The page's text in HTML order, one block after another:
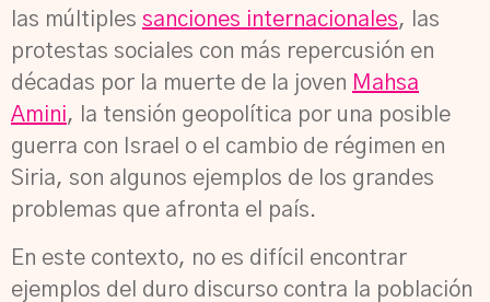
las múltiples sanciones internacionales, las
protestas sociales con más repercusión en
décadas por la muerte de la joven Mahsa
Amini, la tensión geopolítica por una posible
guerra con Israel o el cambio de régimen en
Siria, son algunos ejemplos de los grandes
problemas que afronta el país.
En este contexto, no es difícil encontrar
ejemplos del duro discurso contra la población